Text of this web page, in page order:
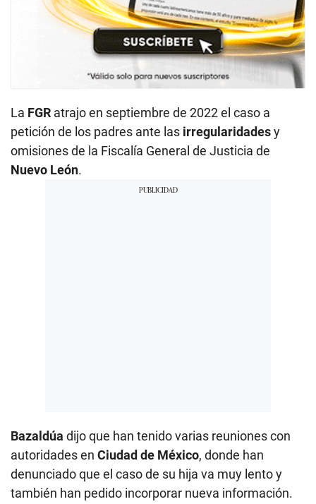
La FGR atrajo en septiembre de 2022 el caso a
petición de los padres ante las irregularidadesy
omisiones de la Fiscalía General de Justicia de
Nuevo León.
Bazaldúa dijo que han tenido varias reuniones con
autoridades en Ciudad de México, donde han
denunciado que el caso de su hija va muy lento y
también han pedido incorporar nueva información.